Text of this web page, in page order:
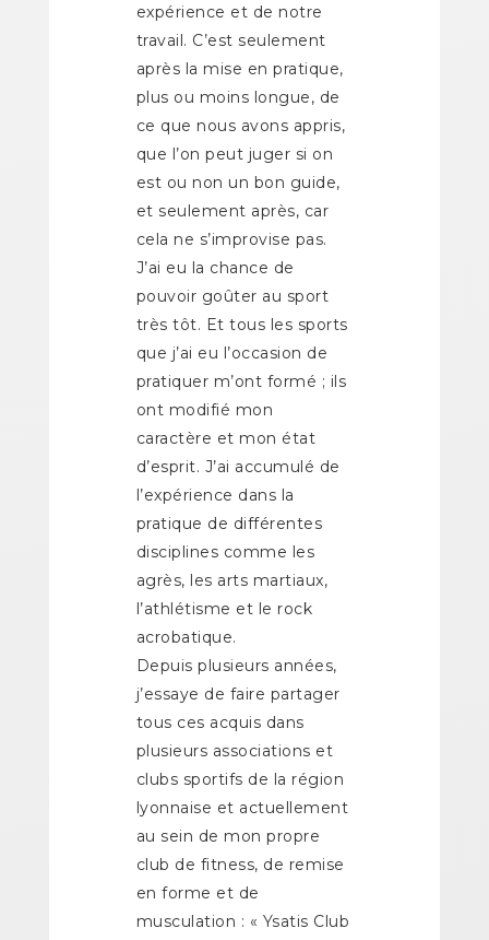
expérience et de notre
travail. C’est seulement
après la mise en pratique,
plus ou moins longue, de
ce que nous avons appris,
que l’on peut juger si on
est ou non un bon guide,
et seulement après, car
cela ne s’improvise pas.
J’ai eu la chance de
pouvoir goûter au sport
très tôt. Et tous les sports
que j’ai eu l’occasion de
pratiquer m’ont formé ; ils
ont modifié mon
caractère et mon état
d’esprit. J’ai accumulé de
l’expérience dans la
pratique de différentes
disciplines comme les
agrès, les arts martiaux,
l’athlétisme et le rock
acrobatique.
Depuis plusieurs années,
j’essaye de faire partager
tous ces acquis dans
plusieurs associations et
clubs sportifs de la région
lyonnaise et actuellement
au sein de mon propre
club de fitness, de remise
en forme et de
musculation : « Ysatis Club